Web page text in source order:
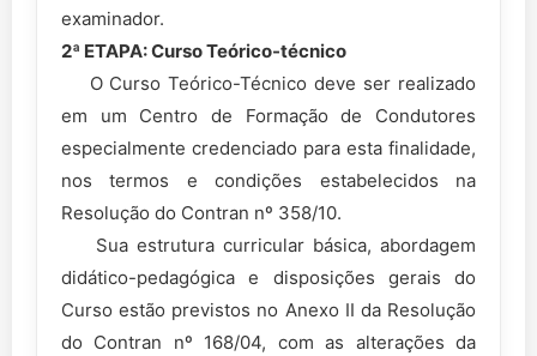
examinador.
2ª ETAPA: Curso Teórico-técnico
O Curso Teórico-Técnico deve ser realizado
em um Centro de Formação de Condutores
especialmente credenciado para esta finalidade,
nos termos e condições estabelecidos na
Resolução do Contran nº 358/10.
Sua estrutura curricular básica, abordagem
didático-pedagógica e disposições gerais do
Curso estão previstos no Anexo II da Resolução
do Contran nº 168/04, com as alterações da